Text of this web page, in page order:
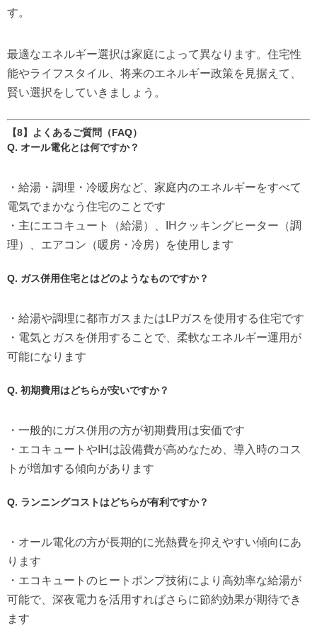
す。
最適なエネルギー選択は家庭によって異なります。住宅性
能やライフスタイル、将来のエネルギー政策を見据えて、
賢い選択をしていきましょう。
【8】よくあるご質問（FAQ）
Q. オール電化とは何ですか？
・給湯・調理・冷暖房など、家庭内のエネルギーをすべて
電気でまかなう住宅のことです
・主にエコキュート（給湯）、IHクッキングヒーター（調
理）、エアコン（暖房・冷房）を使用します
Q. ガス併用住宅とはどのようなものですか？
・給湯や調理に都市ガスまたはLPガスを使用する住宅です
・電気とガスを併用することで、柔軟なエネルギー運用が
可能になります
Q. 初期費用はどちらが安いですか？
・一般的にガス併用の方が初期費用は安価です
・エコキュートやIHは設備費が高めなため、導入時のコス
トが増加する傾向があります
Q. ランニングコストはどちらが有利ですか？
・オール電化の方が長期的に光熱費を抑えやすい傾向にあ
ります
・エコキュートのヒートポンプ技術により高効率な給湯が
可能で、深夜電力を活用すればさらに節約効果が期待でき
ます